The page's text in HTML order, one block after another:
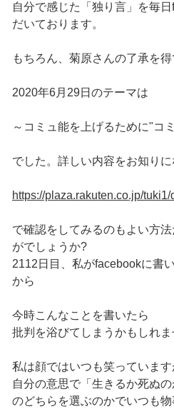
自分で感じた「独り言」を毎
だいております。
もちろん、菊原さんの了承を得
2020年6月29日のテーマは
～コミュ能を上げるために"コ
でした。詳しい内容をお知り
https://plaza.rakuten.co.jp/
で確認をしてみるのもよい方
がでしょうか?
2112日目、私がfacebookに書
から
今時こんなことを書いたら
批判を浴びてしまうかもしれ
私は顔ではいつも笑っています
自分の意思で「生きるか死ぬの
のどちらを選ぶのかでいつも物